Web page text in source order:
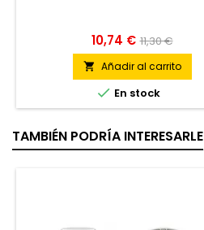
10,74 € 11,30 €
 Añadir al carrito
 En stock
TAMBIÉN PODRÍA INTERESARLE